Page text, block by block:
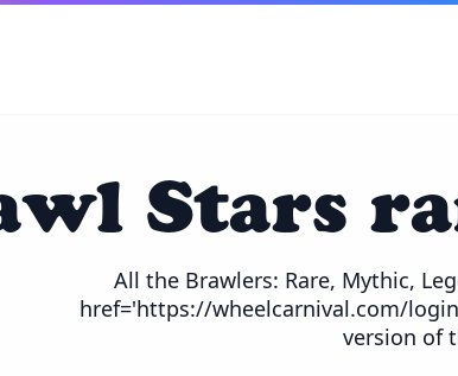
Stars
All the Brawlers: Rare, Mythic,
href='https://wheelcarnival.com/
version of